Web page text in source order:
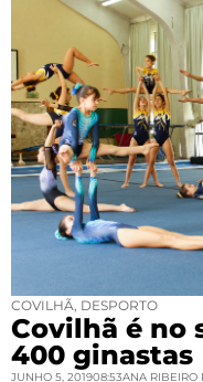
COVILHÃ DESPORTO
Covilhã é no
400 ginastas
JUNHO 5, 201908:53ANA RIBEIRO